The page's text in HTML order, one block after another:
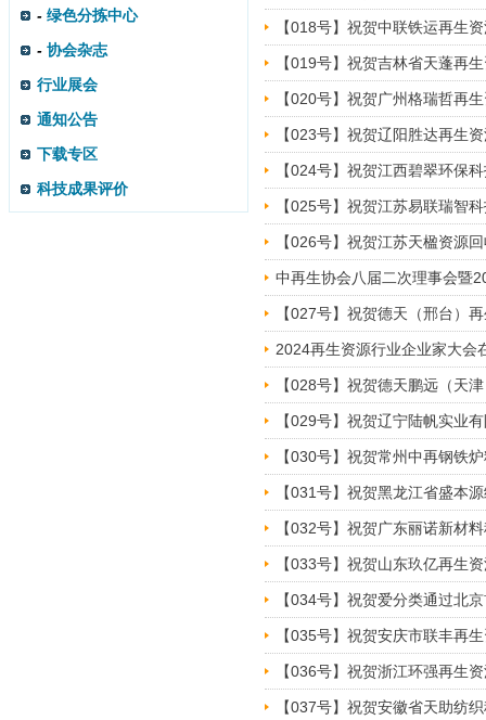
- 绿色分拣中心
- 协会杂志
行业展会
通知公告
下载专区
科技成果评价
【018号】祝贺​中联铁运再生
【019号】祝贺​吉林省天蓬再
【020号】祝贺​广州格瑞哲再
【023号】祝贺​辽阳胜达再生
【024号】祝贺​江西碧翠环保
【025号】祝贺​江苏易联瑞智
【026号】祝贺​江苏天楹资源
中再生协会八届二次理事会暨
【027号】祝贺​德天（邢台）
2024再生资源行业企业家大会
【028号】祝贺德天鹏远（天
【029号】祝贺辽宁陆帆实业
【030号】祝贺常州中再钢铁
【031号】祝贺黑龙江省盛本
【032号】祝贺广东丽诺新材
【033号】祝贺山东玖亿再生
【034号】祝贺爱分类通过北
【035号】祝贺安庆市联丰再
【036号】祝贺​浙江环强再生
【037号】祝贺​安徽省天助纺